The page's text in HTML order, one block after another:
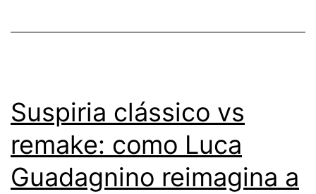
Suspiria clássico vs
remake: como Luca
Guadagnino reimagina a